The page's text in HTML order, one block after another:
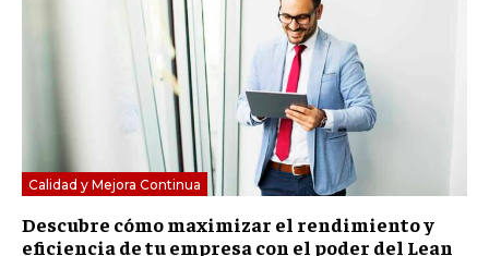
Calidad y Mejora Continua
Descubre cómo maximizar el rendimiento y
eficiencia de tu empresa con el poder del Lean